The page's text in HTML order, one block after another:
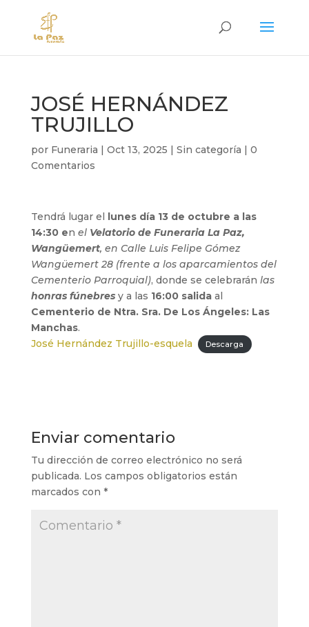
JOSÉ HERNÁNDEZ
TRUJILLO
por Funeraria | Oct 13, 2025 | Sin categoría | 0
Comentarios
Tendrá lugar el lunes día 13 de octubre a las
14:30 en el Velatorio de Funeraria La Paz,
Wangüemert, en Calle Luis Felipe Gómez
Wangüemert 28 (frente a los aparcamientos del
Cementerio Parroquial), donde se celebrarán las
honras fúnebresy a las 16:00 salida al
Cementerio de Ntra. Sra. De Los Ángeles: Las
Manchas.
José Hernández Trujillo-esquela
Descarga
Enviar comentario
Tu dirección de correo electrónico no será
publicada. Los campos obligatorios están
marcados con *